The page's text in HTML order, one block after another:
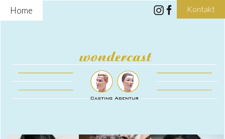
Home Kontakt